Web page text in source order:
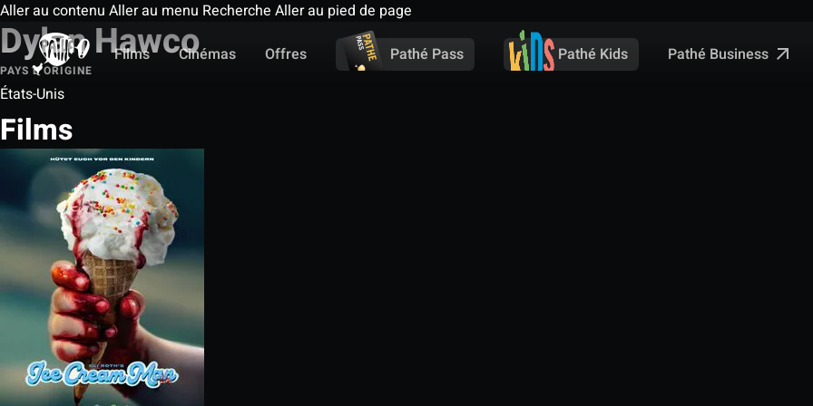
Aller au contenu Aller au menu Recherche Aller au pied de page
Films
Cinémas Offres Pathé Pass Pathé Kids Pathé Business
Dylan Hawco
PAYS D'ORIGINE
États-Unis
Films